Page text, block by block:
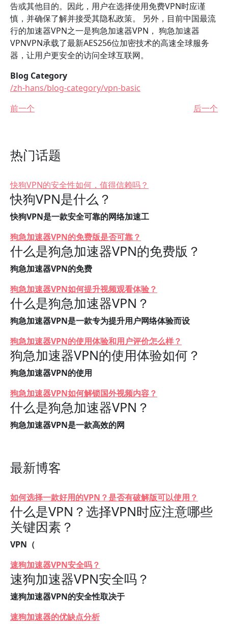
告或其他目的。因此，用户在选择使用免费VPN时应谨
慎，并确保了解并接受其隐私政策。 另外，目前中国最流
行的加速器VPN之一是狗急加速器VPN， 狗急加速器
VPNVPN承载了最新AES256位加密技术的高速全球服务
器，让用户更安全的访问全球互联网。
Blog Category
/zh-hans/blog-category/vpn-basic
前一个
后一个
热门话题
快狗VPN的安全性如何，值得信赖吗？
快狗VPN是什么？
快狗VPN是一款安全可靠的网络加速工
狗急加速器VPN的免费版是否可靠？
什么是狗急加速器VPN的免费版？
狗急加速器VPN的免费
狗急加速器VPN如何提升视频观看体验？
什么是狗急加速器VPN？
狗急加速器VPN是一款专为提升用户网络体验而设
狗急加速器VPN的使用体验和用户评价怎么样？
狗急加速器VPN的使用体验如何？
狗急加速器VPN的使用
狗急加速器VPN如何解锁国外视频内容？
什么是狗急加速器VPN？
狗急加速器VPN是一款高效的网
最新博客
如何选择一款好用的VPN？是否有破解版可以使用？
什么是VPN？选择VPN时应注意哪些
关键因素？
VPN（
速狗加速器VPN安全吗？
速狗加速器VPN安全吗？
速狗加速器VPN的安全性取决于
速狗加速器的优缺点分析